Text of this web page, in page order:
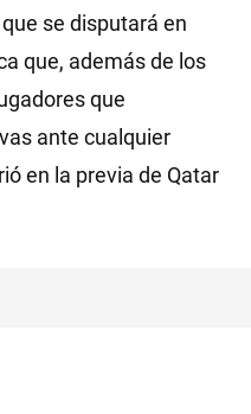
que se disputará en
que, además de los
que
ante cualquier
en la previa de Qatar